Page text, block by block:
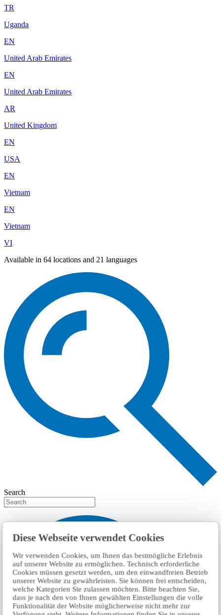
Diese Webseite verwendet Cookies
Wir verwenden Cookies, um Ihnen das bestmögliche Erlebnis
auf unserer Website zu ermöglichen. Technisch erforderliche
Cookies müssen gesetzt werden, um den einwandfreien Betrieb
unserer Website zu gewährleisten. Sie können frei entscheiden,
welche Kategorien Sie zulassen möchten. Bitte beachten Sie,
dass je nach den von Ihnen gewählten Einstellungen die volle
Funktionalität der Website möglicherweise nicht mehr zur
TR
Uganda
EN
United Arab Emirates
EN
United Arab Emirates
AR
United Kingdom
EN
USA
EN
Vietnam
EN
Vietnam
VI
Available in 64 locations and 21 languages
Search